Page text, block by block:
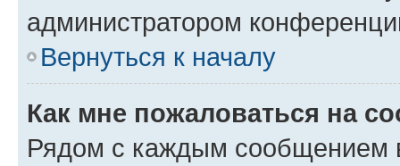
администратором
Вернуться к началу
Как мне пожаловаться на
Рядом с каждым сообщением